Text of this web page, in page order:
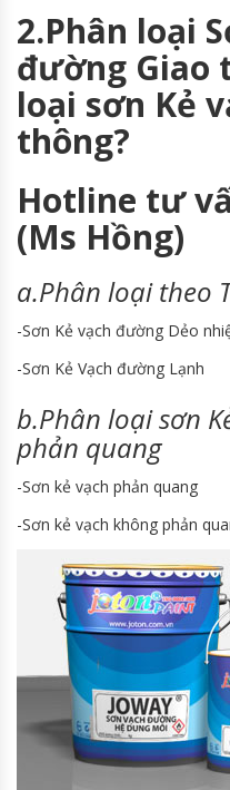
2.Phân loại
đường Giao
loại sơn Kẻ
thông?
Hotline tư
(Ms Hồng)
a.Phân loại theo
-Sơn Kẻ vạch đường Dẻo
-Sơn Kẻ Vạch đường Lạnh
b.Phân loại sơn
phản quang
-Sơn kẻ vạch phản quang
-Sơn kẻ vạch không phản